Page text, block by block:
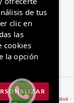
- Política de privacidad -
de tus
clic en
las
cookies
la opción